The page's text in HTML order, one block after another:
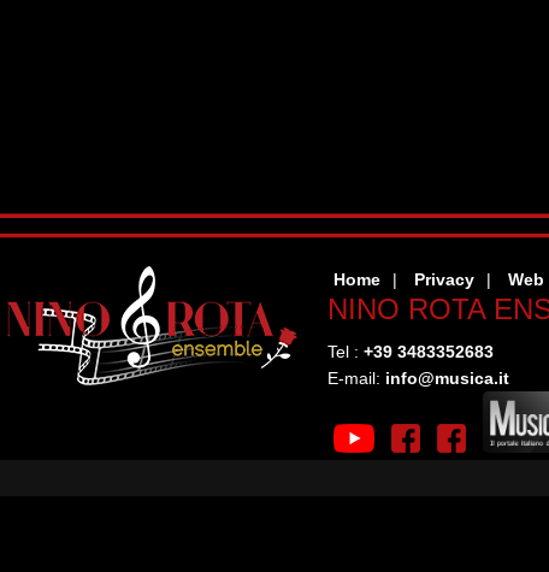
Home Privacy
NINO ROTA
Tel : +39 3483352683
E-mail: info@musica.it